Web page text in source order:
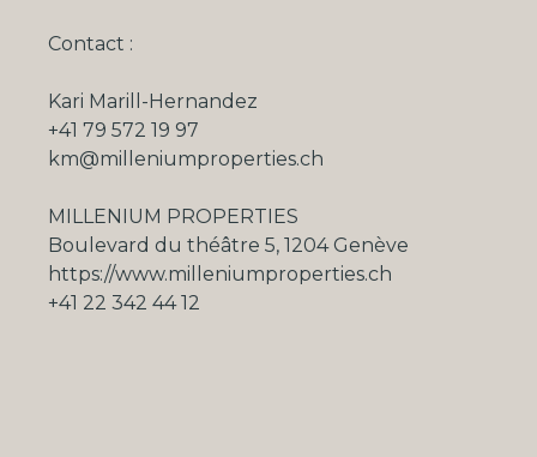
Contact :
Kari Marill-Hernandez
+41 79 572 19 97
km@milleniumproperties.ch
MILLENIUM PROPERTIES
Boulevard du théâtre 5, 1204 Genève
https://www.milleniumproperties.ch
+41 22 342 44 12